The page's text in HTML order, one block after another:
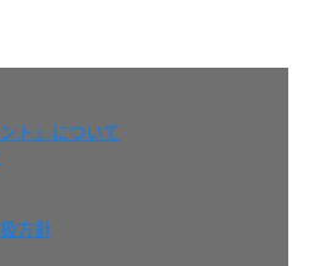
ト』について
方針